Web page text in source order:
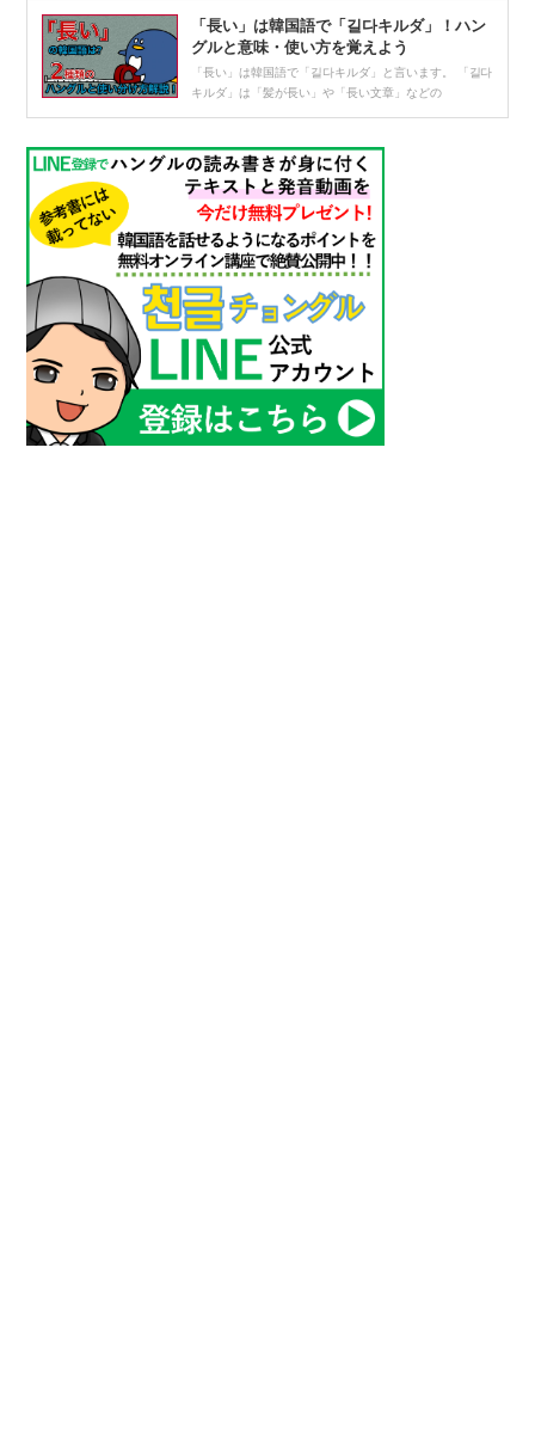
「長い」は韓国語で「길다キルダ」！ハン
グルと意味・使い方を覚えよう
「長い」は韓国語で「길다キルダ」と言います。 「길다
キルダ」は「髪が長い」や「長い文章」などの